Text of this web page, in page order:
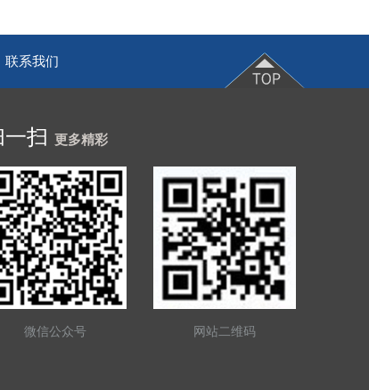
联系我们
一扫 更多精彩
微信公众号 网站二维码